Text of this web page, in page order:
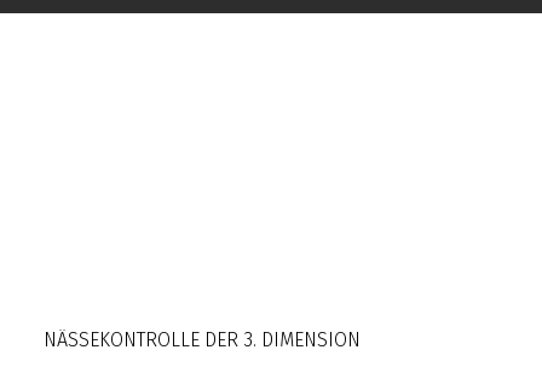
NÄSSEKONTROLLE DER 3. DIMENSION